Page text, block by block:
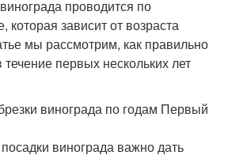
проводится по
которая зависит от возраста
мы рассмотрим, как правильно
первых нескольких лет
винограда по годам Первый
винограда важно дать